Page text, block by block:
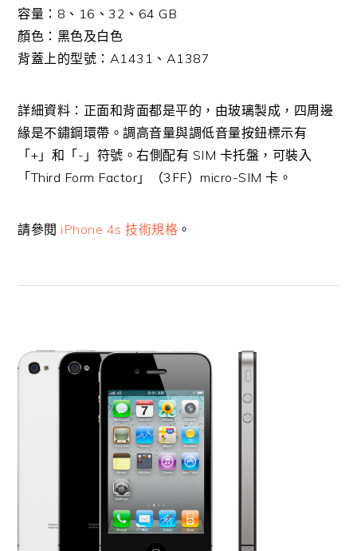
容量：8、16、32、64 GB
顏色：黑色及白色
背蓋上的型號：A1431、A1387
詳細資料：正面和背面都是平的，由玻璃製成，四周邊
緣是不鏽鋼環帶。調高音量與調低音量按鈕標示有
「+」和「-」符號。右側配有 SIM 卡托盤，可裝入
「Third Form Factor」（3FF）micro-SIM 卡。
請參閱 iPhone 4s 技術規格 。